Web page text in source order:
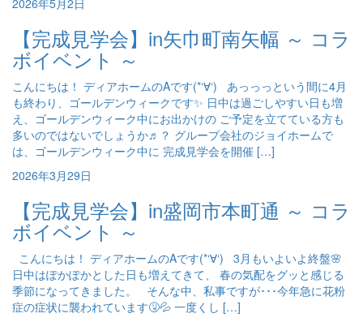
2026年5月2日
【完成見学会】in矢巾町南矢幅 ～ コラ
ボイベント ～
こんにちは！ ディアホームのAです(*‘∀‘) あっっっという間に4月
も終わり、ゴールデンウィークです✨ 日中は過ごしやすい日も増
え、ゴールデンウィーク中にお出かけの ご予定を立てている方も
多いのではないでしょうか♬？ グループ会社のジョイホームで
は、ゴールデンウィーク中に 完成見学会を開催 […]
2026年3月29日
【完成見学会】in盛岡市本町通 ～ コラ
ボイベント ～
こんにちは！ ディアホームのAです(*‘∀‘) 3月もいよいよ終盤🌸
日中はぽかぽかとした日も増えてきて、 春の気配をグッと感じる
季節になってきました。 そんな中、私事ですが･･･今年急に花粉
症の症状に襲われています🤧💦 一度くし […]